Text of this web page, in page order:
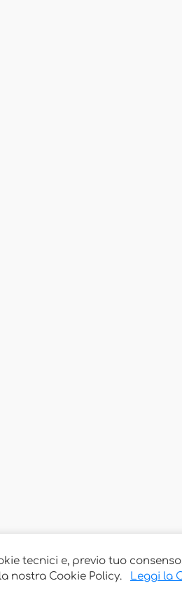
tecnici e, previo tuo
nostra Cookie Policy.
Leggi la